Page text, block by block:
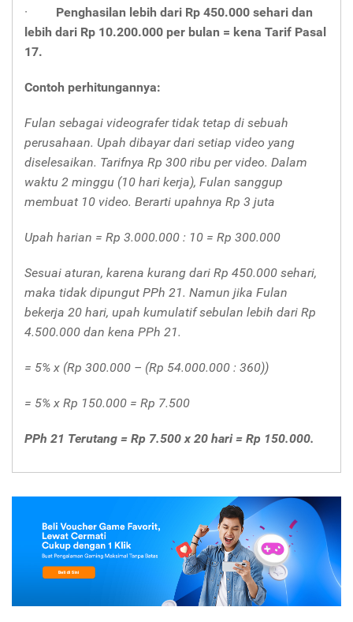
· Penghasilan lebih dari Rp 450.000 sehari dan
lebih dari Rp 10.200.000 per bulan = kena Tarif Pasal
17.
Contoh perhitungannya:
Fulan sebagai videografer tidak tetap di sebuah
perusahaan. Upah dibayar dari setiap video yang
diselesaikan. Tarifnya Rp 300 ribu per video. Dalam
waktu 2 minggu (10 hari kerja), Fulan sanggup
membuat 10 video. Berarti upahnya Rp 3 juta
Upah harian = Rp 3.000.000 : 10 = Rp 300.000
Sesuai aturan, karena kurang dari Rp 450.000 sehari,
maka tidak dipungut PPh 21. Namun jika Fulan
bekerja 20 hari, upah kumulatif sebulan lebih dari Rp
4.500.000 dan kena PPh 21.
= 5% x (Rp 300.000 – (Rp 54.000.000 : 360))
= 5% x Rp 150.000 = Rp 7.500
PPh 21 Terutang = Rp 7.500 x 20 hari = Rp 150.000.